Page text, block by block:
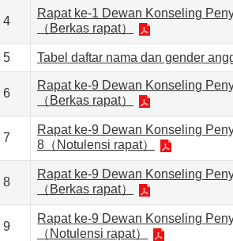
4
Rapat ke-1 Dewan Konseling
（Berkas rapat）
5 Tabel daftar nama dan gender
6
Rapat ke-9 Dewan Konseling
（Berkas rapat）
7
Rapat ke-9 Dewan Konseling
8（Notulensi rapat）
8
Rapat ke-9 Dewan Konseling
（Berkas rapat）
9
Rapat ke-9 Dewan Konseling
（Notulensi rapat）